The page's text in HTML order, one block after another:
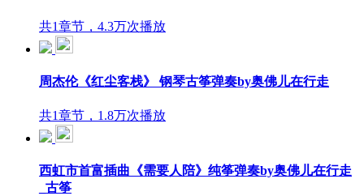
共1章节，4.3万次播放
周杰伦《红尘客栈》 钢琴古筝弹奏by奥佛儿在行走
共1章节，1.8万次播放
西虹市首富插曲《需要人陪》纯筝弹奏by奥佛儿在行走
_古筝